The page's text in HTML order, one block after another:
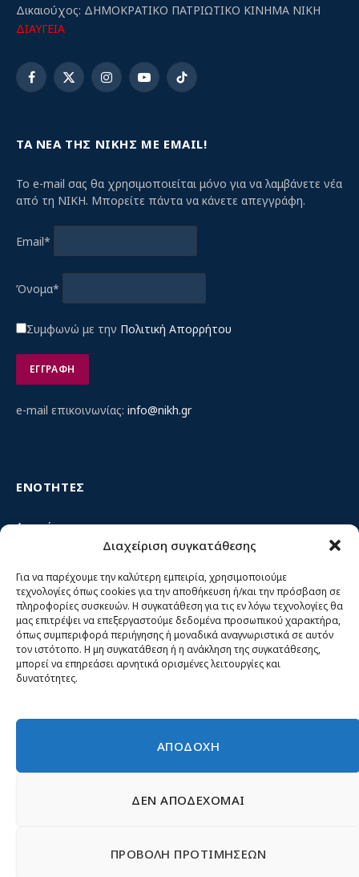
Διαχείριση συγκατάθεσης
Για να παρέχουμε την καλύτερη εμπειρία, χρησιμοποιούμε
τεχνολογίες όπως cookies για την αποθήκευση ή/και την πρόσβαση σε
πληροφορίες συσκευών. Η συγκατάθεση για τις εν λόγω τεχνολογίες θα
μας επιτρέψει να επεξεργαστούμε δεδομένα προσωπικού χαρακτήρα,
όπως συμπεριφορά περιήγησης ή μοναδικά αναγνωριστικά σε αυτόν
τον ιστότοπο. Η μη συγκατάθεση ή η ανάκληση της συγκατάθεσης,
μπορεί να επηρεάσει αρνητικά ορισμένες λειτουργίες και
δυνατότητες.
ΑΠΟΔΟΧΗ
ΔΕΝ ΑΠΟΔΕΧΟΜΑΙ
ΠΡΟΒΟΛΗ ΠΡΟΤΙΜΗΣΕΩΝ
Δικαιούχος: ΔΗΜΟΚΡΑΤΙΚΟ ΠΑΤΡΙΩΤΙΚΟ ΚΙΝΗΜΑ ΝΙΚΗ
ΔΙΑΥΓΕΙΑ
Facebook
X
InstagramYouTubeTikTok
ΤΑ ΝΕΑ ΤΗΣ ΝΙΚΗΣ ΜΕ EMAIL!
Το e-mail σας θα χρησιμοποιείται μόνο για να λαμβάνετε νέα
από τη ΝΙΚΗ. Μπορείτε πάντα να κάνετε απεγγράφη.
Email*
Όνομα*
Συμφωνώ με την Πολιτική Απορρήτου
e-mail επικοινωνίας: info@nikh.gr
ΕΝΟΤΗΤΕΣ
Αρχική
Κίνημα ΝΙΚΗ – Ποιοι είμαστε, αρχές & δράση
Θέσεις
Πρόσωπα
Όργανα και ομάδες
Βίντεο
Δελτία Τύπου
© 2026 Νίκη
Έντυπα
Εγγραφή μέλους
Γίνε φίλος